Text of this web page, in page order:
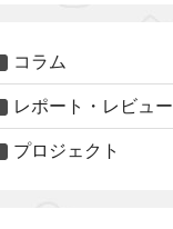
コラム
レポート・レビュー
プロジェクト